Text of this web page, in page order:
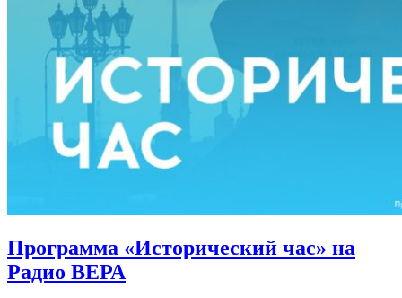
Программа «Исторический час» на
Радио ВЕРА